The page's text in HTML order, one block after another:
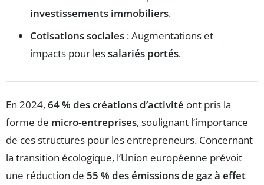
investissements immobiliers.
Cotisations sociales : Augmentations et
impacts pour lessalariés portés.
En 2024, 64 % des créations d’activité ont pris la
forme de micro-entreprises, soulignant l’importance
de ces structures pour les entrepreneurs. Concernant
la transition écologique, l’Union européenne prévoit
une réduction de 55 % des émissions de gaz à effet